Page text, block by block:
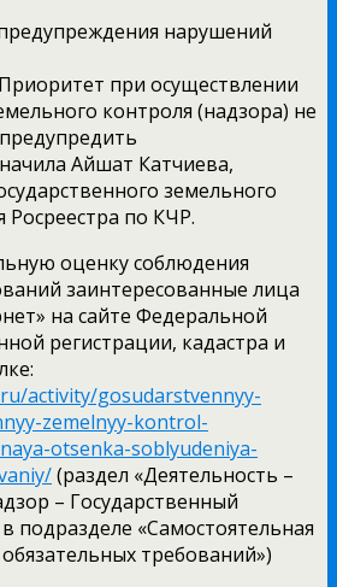
нарушений
при осуществлении
контроля (надзора) не
Айшат Катчиева,
земельного
Росреестра по КЧР.
оценку соблюдения
заинтересованные лица
на сайте Федеральной
регистрации, кадастра и
activity/gosudarstvennyy-
zemelnyy-kontrol-
otsenka-soblyudeniya-
(раздел «Деятельность –
– Государственный
подразделе «Самостоятельная
требований»)